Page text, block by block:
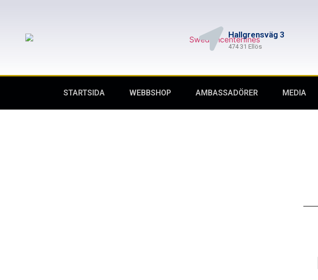
Hallgrensväg 3
474 31 Ellös
STARTSIDA WEBBSHOP AMBASSADÖRER MEDIA